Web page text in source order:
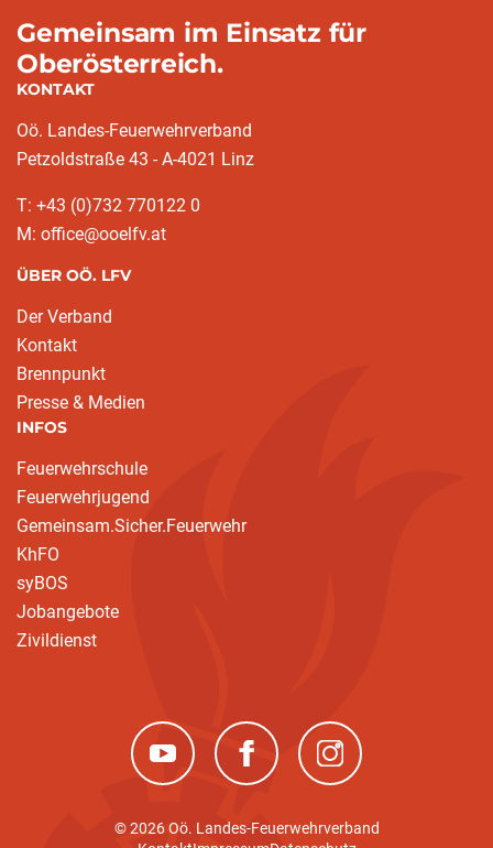
Gemeinsam im Einsatz für
Oberösterreich.
KONTAKT
Oö. Landes-Feuerwehrverband
Petzoldstraße 43 - A-4021 Linz
T: +43 (0)732 770122 0
M: office@ooelfv.at
ÜBER OÖ. LFV
Der Verband
Kontakt
Brennpunkt
Presse & Medien
INFOS
Feuerwehrschule
Feuerwehrjugend
Gemeinsam.Sicher.Feuerwehr
KhFO
syBOS
Jobangebote
Zivildienst
(neues Fenster)(neues Fenster)(neues Fenster)
© 2026 Oö. Landes-Feuerwehrverband